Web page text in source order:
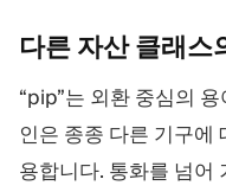
다른 자산 클래스
“pip”는 외환 중심의
인은 종종 다른 기구에
용합니다. 통화를 넘어